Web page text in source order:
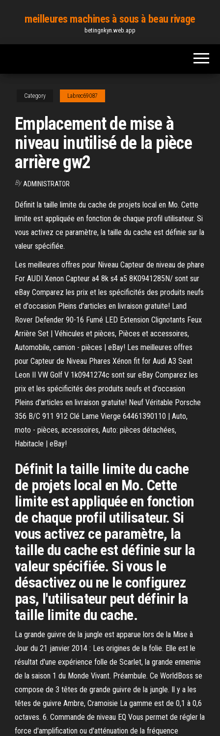
content
meilleures machines à sous à beau rivage
betingnkyn.web.app
Category Labrec69087
Emplacement de mise à
niveau inutilisé de la pièce
arrière gw2
By ADMINISTRATOR
Définit la taille limite du cache de projets local en Mo. Cette
limite est appliquée en fonction de chaque profil utilisateur. Si
vous activez ce paramètre, la taille du cache est définie sur la
valeur spécifiée.
Les meilleures offres pour Niveau Capteur de niveau de phare
For AUDI Xenon Capteur a4 8k s4 a5 8K0941285N/ sont sur
eBay Comparez les prix et les spécificités des produits neufs
et d'occasion Pleins d'articles en livraison gratuite! Land
Rover Defender 90-16 Fumé LED Extension Clignotants Feux
Arrière Set | Véhicules et pièces, Pièces et accessoires,
Automobile, camion - pièces | eBay! Les meilleures offres
pour Capteur de Niveau Phares Xénon fit for Audi A3 Seat
Leon II VW Golf V 1k0941274c sont sur eBay Comparez les
prix et les spécificités des produits neufs et d'occasion
Pleins d'articles en livraison gratuite! Neuf Véritable Porsche
356 B/C 911 912 Clé Lame Vierge 64461390110 | Auto,
moto - pièces, accessoires, Auto: pièces détachées,
Habitacle | eBay!
Définit la taille limite du cache
de projets local en Mo. Cette
limite est appliquée en fonction
de chaque profil utilisateur. Si
vous activez ce paramètre, la
taille du cache est définie sur la
valeur spécifiée. Si vous le
désactivez ou ne le configurez
pas, l'utilisateur peut définir la
taille limite du cache.
La grande guivre de la jungle est apparue lors de la Mise à
Jour du 21 janvier 2014 : Les origines de la folie. Elle est le
résultat d'une expérience folle de Scarlet, la grande ennemie
de la saison 1 du Monde Vivant. Préambule. Ce WorldBoss se
compose de 3 têtes de grande guivre de la jungle. Il y a les
têtes de guivre Ambre, Cramoisie La gamme est de 0,1 à 0,6
octaves. 6. Commande de niveau EQ Vous permet de régler la
force d'amplification ou d'atténuation de la fréquence